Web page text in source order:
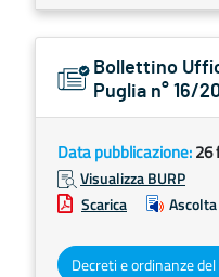
Bollettino
Puglia n° 16/
Data pubblicazione:26
Visualizza BURP
Scarica
Ascolta